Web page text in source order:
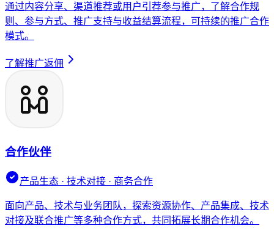
通过内容分享、渠道推荐或用户引荐参与推广，了解合作规
则、参与方式、推广支持与收益结算流程，可持续的推广合作
模式。
了解推广返佣
合作伙伴
产品生态 · 技术对接 · 商务合作
面向产品、技术与业务团队，探索资源协作、产品集成、技术
对接及联合推广等多种合作方式，共同拓展长期合作机会。